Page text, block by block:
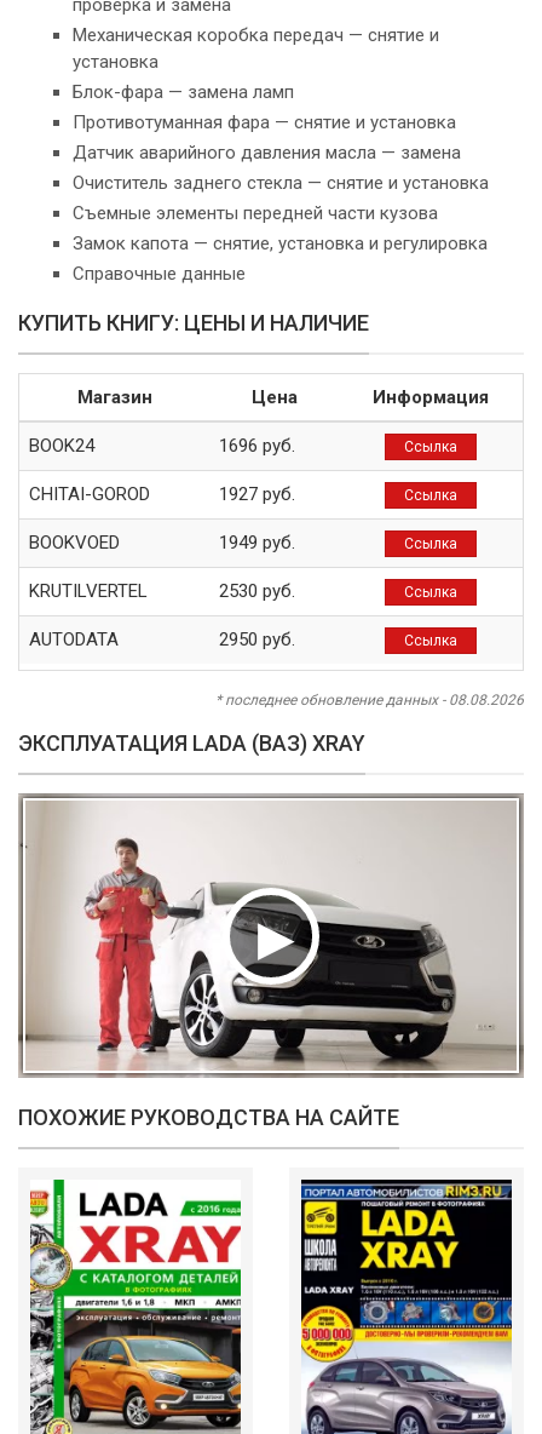
проверка и замена
Механическая коробка передач — снятие и
установка
Блок-фара — замена ламп
Противотуманная фара — снятие и установка
Датчик аварийного давления масла — замена
Очиститель заднего стекла — снятие и установка
Съемные элементы передней части кузова
Замок капота — снятие, установка и регулировка
Справочные данные
КУПИТЬ КНИГУ: ЦЕНЫ И НАЛИЧИЕ
Магазин Цена Информация
BOOK24 1696 руб. Ссылка
CHITAI-GOROD 1927 руб. Ссылка
BOOKVOED 1949 руб. Ссылка
KRUTILVERTEL 2530 руб. Ссылка
AUTODATA 2950 руб. Ссылка
* последнее обновление данных - 08.08.2026
ЭКСПЛУАТАЦИЯ LADA (ВАЗ) XRAY
ПОХОЖИЕ РУКОВОДСТВА НА САЙТЕ